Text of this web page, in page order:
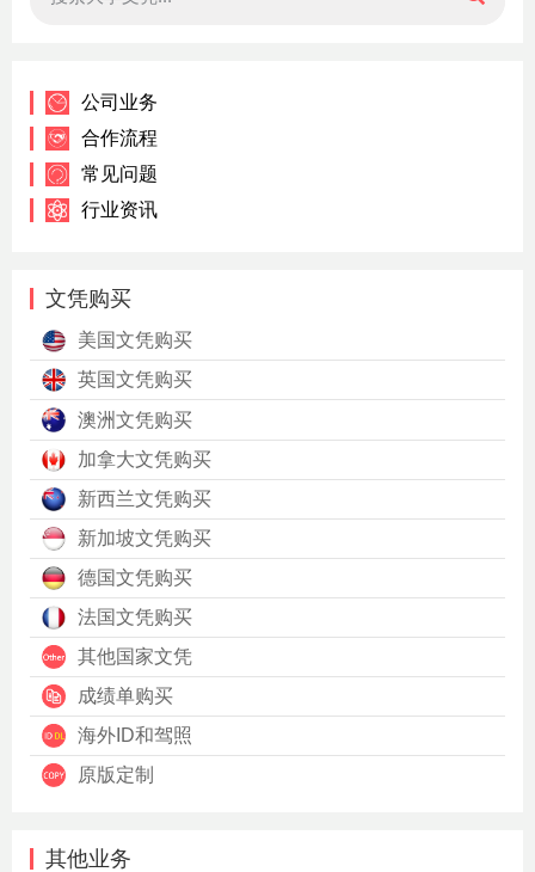
公司业务
合作流程
常见问题
行业资讯
文凭购买
美国文凭购买
英国文凭购买
澳洲文凭购买
加拿大文凭购买
新西兰文凭购买
新加坡文凭购买
德国文凭购买
法国文凭购买
其他国家文凭
成绩单购买
海外ID和驾照
原版定制
其他业务